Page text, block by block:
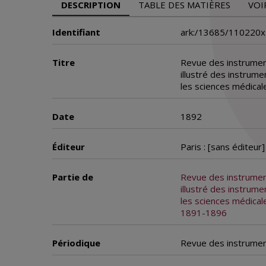
DESCRIPTION TABLE DES MATIÈRES
Identifiant ark:/13685/
Titre
Revue des
illustré des
les sciences
Date 1892
Éditeur Paris : [sans éditeur]
Partie de
Revue des
illustré des
les sciences
1891-1896
Périodique Revue des